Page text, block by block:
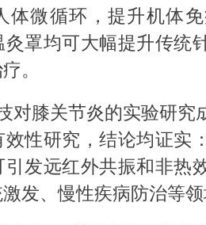
体微循环，提升机体
罩均可大幅提升传统
。
对膝关节炎的实验研究
性研究，结论均证实
发远红外共振和非热
发、慢性疾病防治等